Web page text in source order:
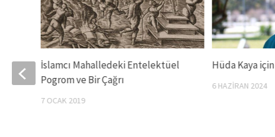
Hüda Kaya
6 HAZIRAN 2024
İslamcı Mahalledeki Entelektüel
Pogrom ve Bir Çağrı
7 OCAK 2019